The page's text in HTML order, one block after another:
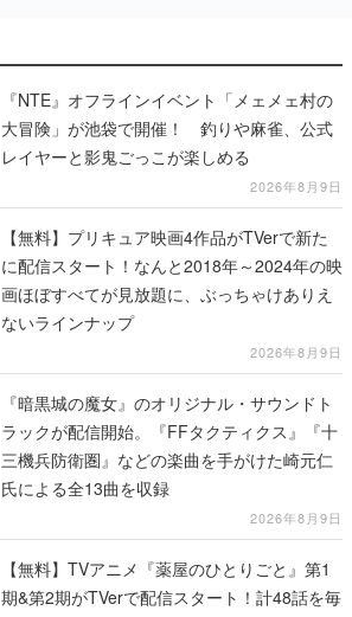
『NTE』オフラインイベント「メェメェ村の
大冒険」が池袋で開催！ 釣りや麻雀、公式
レイヤーと影鬼ごっこが楽しめる
2026年8月9日
【無料】プリキュア映画4作品がTVerで新た
に配信スタート！なんと2018年～2024年の映
画ほぼすべてが見放題に、ぶっちゃけありえ
ないラインナップ
2026年8月9日
『暗黒城の魔女』のオリジナル・サウンドト
ラックが配信開始。『FFタクティクス』『十
三機兵防衛圏』などの楽曲を手がけた崎元仁
氏による全13曲を収録
2026年8月9日
【無料】TVアニメ『薬屋のひとりごと』第1
期&第2期がTVerで配信スタート！計48話を毎